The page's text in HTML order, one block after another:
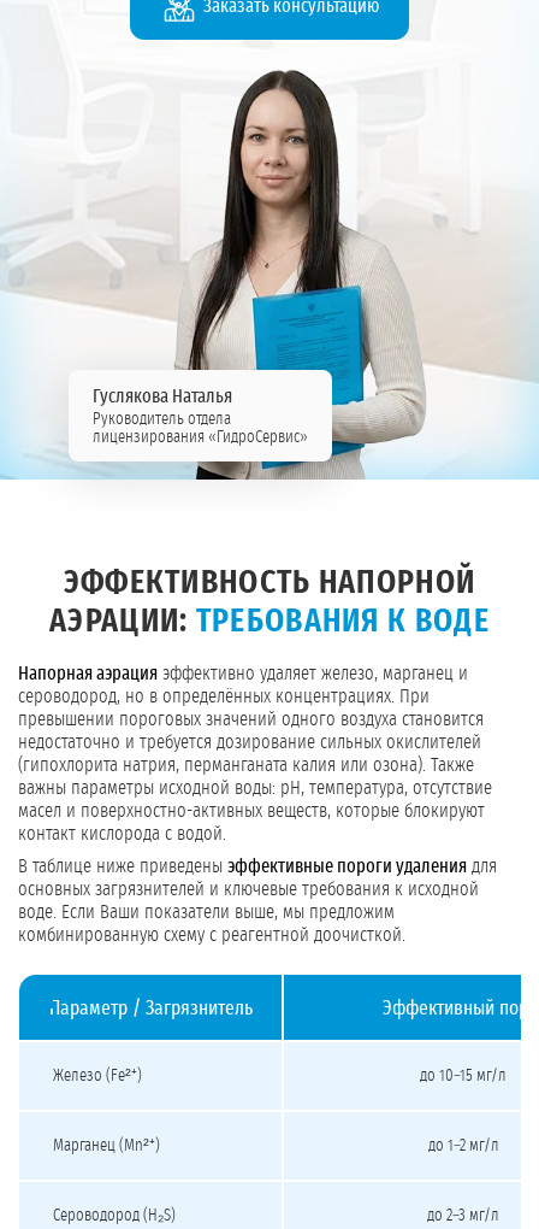
Заказать консультацию
Гуслякова Наталья
Руководитель отдела
лицензирования «ГидроСервис»
ЭФФЕКТИВНОСТЬ НАПОРНОЙ
АЭРАЦИИ: ТРЕБОВАНИЯ К ВОДЕ
Напорная аэрация эффективно удаляет железо, марганец и
сероводород, но в определённых концентрациях. При
превышении пороговых значений одного воздуха становится
недостаточно и требуется дозирование сильных окислителей
(гипохлорита натрия, перманганата калия или озона). Также
важны параметры исходной воды: pH, температура, отсутствие
масел и поверхностно-активных веществ, которые блокируют
контакт кислорода с водой.
В таблице ниже приведены эффективные пороги удаления для
основных загрязнителей и ключевые требования к исходной
воде. Если Ваши показатели выше, мы предложим
комбинированную схему с реагентной доочисткой.
Параметр / Загрязнитель Эффективный
Железо (Fe²⁺) до 10–15 мг/л
Марганец (Mn²⁺) до 1–2 мг/л
Сероводород (H₂S) до 2–3 мг/л